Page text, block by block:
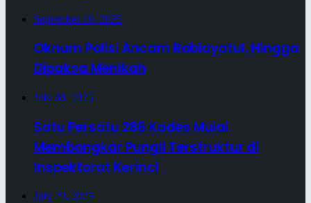
September 19, 2025
Oknum Polisi Ancam Robiayatul, Hingga
Dipaksa Menikah
July 30, 2025
Satu Persatu 286 Kades Mulai
Membongkar Pungli Terstruktur di
Inspektorat Kerinci
July 29, 2025